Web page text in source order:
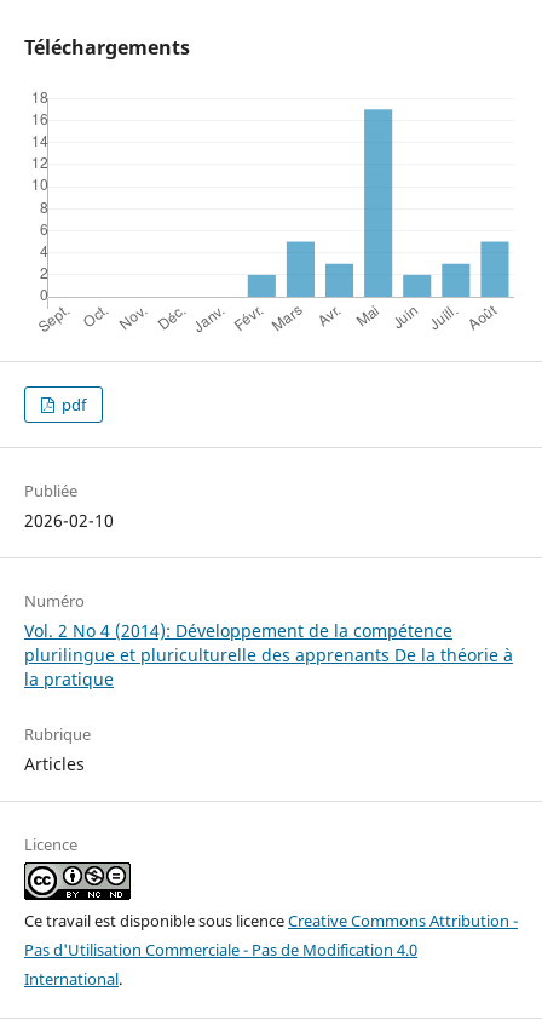
Téléchargements
pdf
Publiée
2026-02-10
Numéro
Vol. 2 No 4 (2014): Développement de la compétence
plurilingue et pluriculturelle des apprenants De la théorie à
la pratique
Rubrique
Articles
Licence
Ce travail est disponible sous licenceCreative Commons Attribution -
Pas d'Utilisation Commerciale - Pas de Modification 4.0
International.